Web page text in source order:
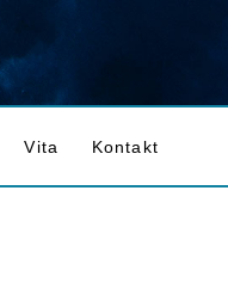
Vita Kontakt